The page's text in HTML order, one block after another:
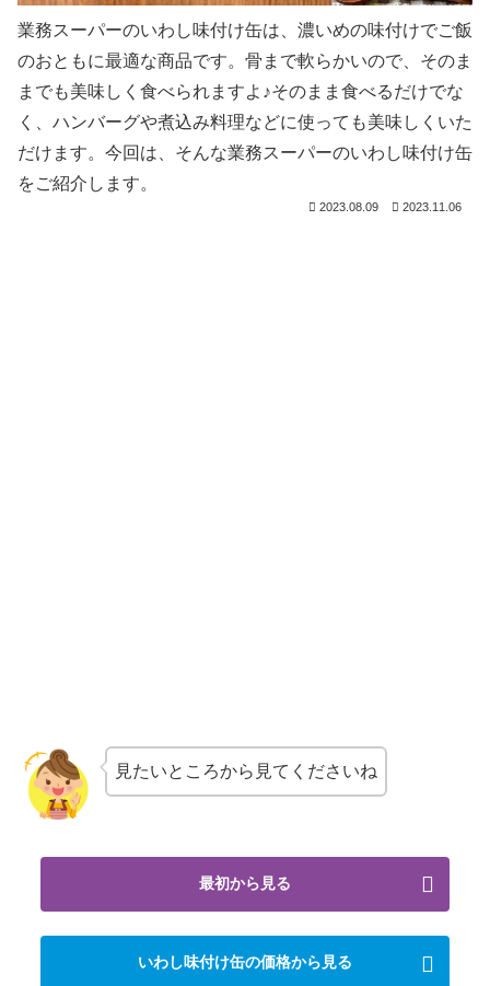
業務スーパーのいわし味付け缶は、濃いめの味付けでご飯
のおともに最適な商品です。骨まで軟らかいので、そのま
までも美味しく食べられますよ♪そのまま食べるだけでな
く、ハンバーグや煮込み料理などに使っても美味しくいた
だけます。今回は、そんな業務スーパーのいわし味付け缶
をご紹介します。
2023.08.09 2023.11.06
見たいところから見てくださいね
最初から見る
いわし味付け缶の価格から見る